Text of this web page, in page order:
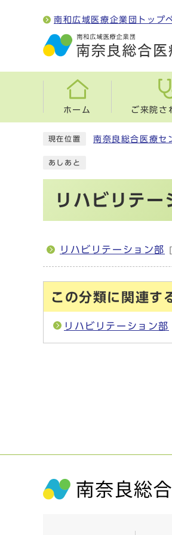
南和広域医療企業団トップ
ホーム ご来院さ
現在位置 南奈良総合医療セ
あしあと
リハビリテー
リハビリテーション部
この分類に関連す
リハビリテーション部